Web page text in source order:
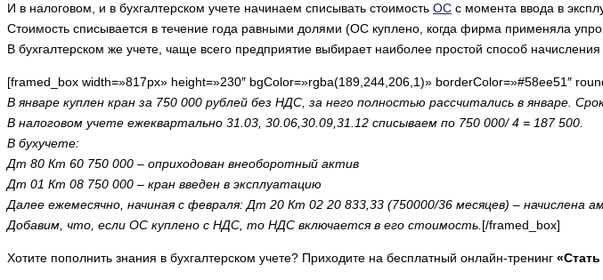
И в налоговом, и в бухгалтерском учете начинаем списывать стоимость ОС с момента ввода в
Стоимость списывается в течение года равными долями (ОС куплено, когда фирма применяла
В бухгалтерском же учете, чаще всего предприятие выбирает наиболее простой способ
[framed_box width=»817px» height=»230″ bgColor=»rgba(189,244,206,1)» borderColor=»#58ee51″
В январе куплен кран за 750 000 рублей без НДС, за него полностью рассчитались в январе.
В налоговом учете ежеквартально 31.03, 30.06,30.09,31.12 списываем по 750 000/ 4 = 187 500.
В бухучете:
Дт 80 Кт 60 750 000 – оприходован внеоборотный актив
Дт 01 Кт 08 750 000 – кран введен в эксплуатацию
Далее ежемесячно, начиная с февраля: Дт 20 Кт 02 20 833,33 (750000/36 месяцев) – начислена
Добавим, что, если ОС куплено с НДС, то НДС включается в его стоимость.[/framed_box]
Хотите пополнить знания в бухгалтерском учете? Приходите на бесплатный онлайн-тренинг